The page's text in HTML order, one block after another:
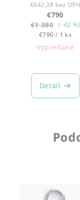
€642,28 bez DPH
€790
€1 380
(–42 %)
Jednotková
cena:
€790 / 1 ks
Vypredané
Detail